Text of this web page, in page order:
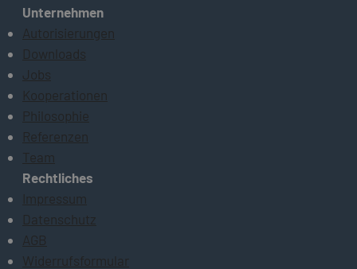
Unternehmen
Autorisierungen
Downloads
Jobs
Kooperationen
Philosophie
Referenzen
Team
Rechtliches
Impressum
Datenschutz
AGB
Widerrufsformular